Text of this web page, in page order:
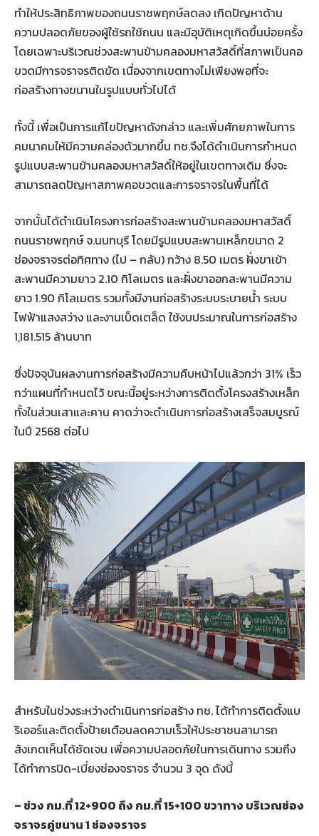
ทำให้ประสิทธิภาพของถนนราชพฤกษ์ลดลง เกิดปัญหาด้าน
ความปลอดภัยของผู้ใช้รถใช้ถนน และมีอุบัติเหตุเกิดขึ้นบ่อยครั้ง
โดยเฉพาะบริเวณช่วงสะพานข้ามคลองมหาสวัสดิ์ที่สภาพเป็นคอ
ขวดมีการจราจรติดขัด เนื่องจากเขตทางไม่เพียงพอที่จะ
ก่อสร้างทางขนานในรูปแบบทั่วไปได้
ทั้งนี้ เพื่อเป็นการแก้ไขปัญหาดังกล่าว และเพิ่มศักยภาพในการ
คมนาคมให้มีความคล่องตัวมากขึ้น ทช.จึงได้ดำเนินการกำหนด
รูปแบบสะพานข้ามคลองมหาสวัสดิ์ให้อยู่ในเขตทางเดิม ซึ่งจะ
สามารถลดปัญหาสภาพคอขวดและการจราจรในพื้นที่ได้
จากนั้นได้ดำเนินโครงการก่อสร้างสะพานข้ามคลองมหาสวัสดิ์
ถนนราชพฤกษ์ จ.นนทบุรี โดยมีรูปแบบสะพานเหล็กขนาด 2
ช่องจราจรต่อทิศทาง (ไป – กลับ) กว้าง 8.50 เมตร ฝั่งขาเข้า
สะพานมีความยาว 2.10 กิโลเมตร และฝั่งขาออกสะพานมีความ
ยาว 1.90 กิโลเมตร รวมทั้งมีงานก่อสร้างระบบระบายน้ำ ระบบ
ไฟฟ้าแสงสว่าง และงานเบ็ดเตล็ด ใช้งบประมาณในการก่อสร้าง
1,181.515 ล้านบาท
ซึ่งปัจจุบันผลงานการก่อสร้างมีความคืบหน้าไปแล้วกว่า 31% เร็ว
กว่าแผนที่กำหนดไว้ ขณะนี้อยู่ระหว่างการติดตั้งโครงสร้างเหล็ก
ทั้งในส่วนเสาและคาน คาดว่าจะดำเนินการก่อสร้างเสร็จสมบูรณ์
ในปี 2568 ต่อไป
สำหรับในช่วงระหว่างดำเนินการก่อสร้าง ทช. ได้ทำการติดตั้งแบ
ริเออร์และติดตั้งป้ายเตือนลดความเร็วให้ประชาชนสามารถ
สังเกตเห็นได้ชัดเจน เพื่อความปลอดภัยในการเดินทาง รวมถึง
ได้ทำการปิด-เบี่ยงช่องจราจร จำนวน 3 จุด ดังนี้
– ช่วง กม.ที่ 12+900 ถึง กม.ที่ 15+100 ขวาทาง บริเวณช่อง
จราจรคู่ขนาน 1 ช่องจราจร